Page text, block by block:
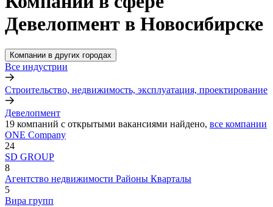
Девелопмент в Новосибирске
Компании в других городах
Все индустрии
Строительство, недвижимость, эксплуатация, проектирование
Девелопмент
19 компаний с открытыми вакансиями найдено, все компании
ONE Company
24
SD GROUP
8
​Агентство недвижимости Районы Кварталы
5
Вира групп